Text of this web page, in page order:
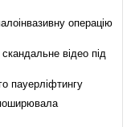
операцію
відео під
пауерліфтингу